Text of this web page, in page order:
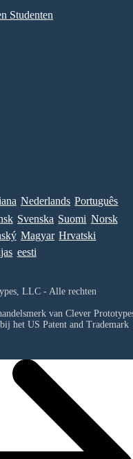
Studenten
Nederlands Português
Svenska Suomi Norsk
Magyar Hrvatski
eesti
LLC - Alle rechten
van Clever
het US Patent and Trademark